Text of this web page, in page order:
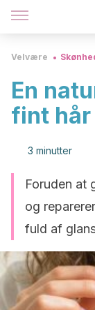
Velvære
En
fint hår
3 minutter
Foruden at
og
fuld af